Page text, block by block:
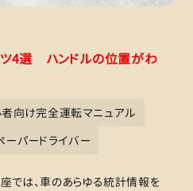
ツ4選 ハンドルの位置がわ
者向け完全運転マニュアル
ーパードライバー
では、車のあらゆる統計情報を